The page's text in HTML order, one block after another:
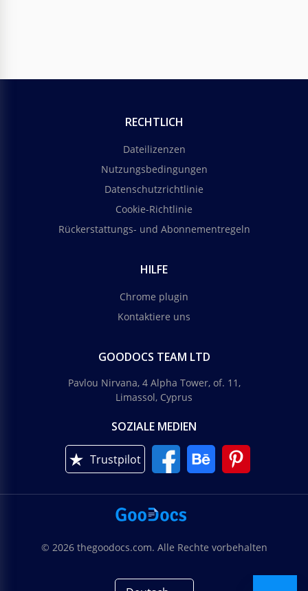
RECHTLICH
Dateilizenzen
Nutzungsbedingungen
Datenschutzrichtlinie
Cookie-Richtlinie
Rückerstattungs- und Abonnementregeln
HILFE
Chrome plugin
Kontaktiere uns
GOODOCS TEAM LTD
Pavlou Nirvana, 4 Alpha Tower, of. 11,
Limassol, Cyprus
SOZIALE MEDIEN
Trustpilot
© 2026 thegoodocs.com. Alle Rechte vorbehalten